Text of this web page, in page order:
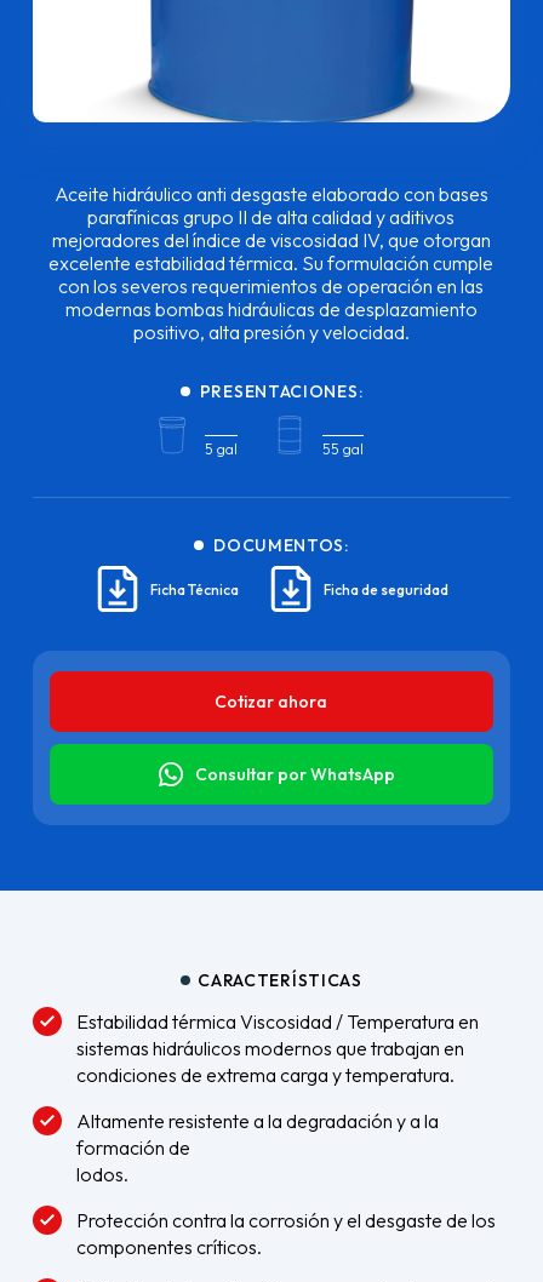
Aceite hidráulico anti desgaste elaborado con bases
parafínicas grupo II de alta calidad y aditivos
mejoradores del índice de viscosidad IV, que otorgan
excelente estabilidad térmica. Su formulación cumple
con los severos requerimientos de operación en las
modernas bombas hidráulicas de desplazamiento
positivo, alta presión y velocidad.
PRESENTACIONES:
5 gal 55 gal
DOCUMENTOS:
Ficha Técnica Ficha de seguridad
Cotizar ahora
Consultar por WhatsApp
CARACTERÍSTICAS
Estabilidad térmica Viscosidad / Temperatura en
sistemas hidráulicos modernos que trabajan en
condiciones de extrema carga y temperatura.
Altamente resistente a la degradación y a la
formación de
lodos.
Protección contra la corrosión y el desgaste de los
componentes críticos.